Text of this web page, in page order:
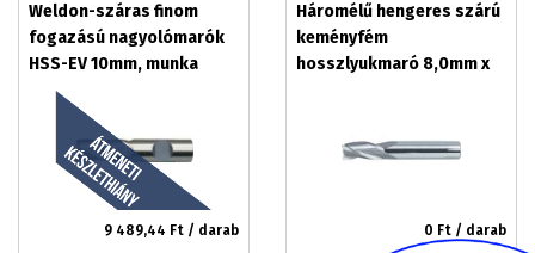
Weldon-száras finom
fogazású nagyolómarók
HSS-EV 10mm, munka
hossz. 28mm
9 489,44 Ft / darab
Háromélű hengeres szárú
keményfém
hosszlyukmaró 8,0mm x
0 Ft / darab